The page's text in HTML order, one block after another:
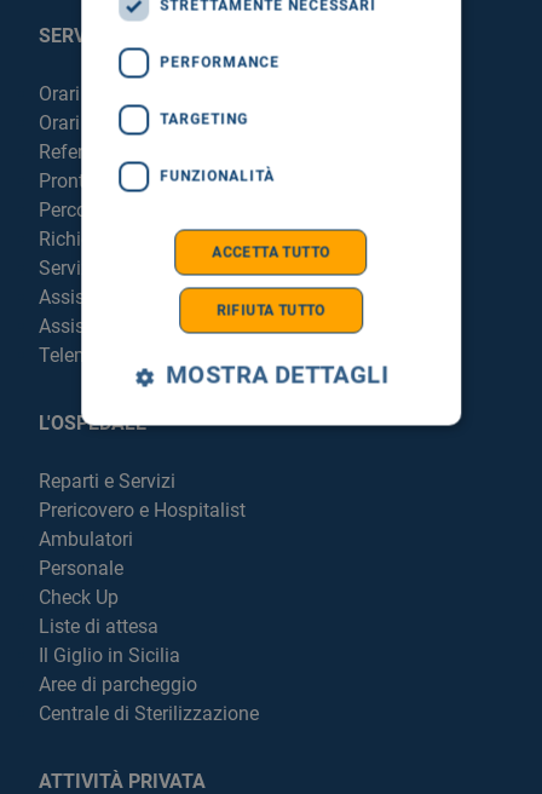
SERVIZI AL PAZIENTE
Orari sportelli
Orari visite
Referti online
Pronto Soccorso
Percorso chirurgico live
Richiedi la cartella clinica
Servizi per degenti e visitatori
Assistenza Religiosa
Assistenza Stranieri
Telemedicina
L'OSPEDALE
Reparti e Servizi
Prericovero e Hospitalist
Ambulatori
Personale
Check Up
Liste di attesa
Il Giglio in Sicilia
Aree di parcheggio
Centrale di Sterilizzazione
ATTIVITÀ PRIVATA
STRETTAMENTE NECESSARI
PERFORMANCE
TARGETING
FUNZIONALITÀ
ACCETTA TUTTO
RIFIUTA TUTTO
MOSTRA DETTAGLI